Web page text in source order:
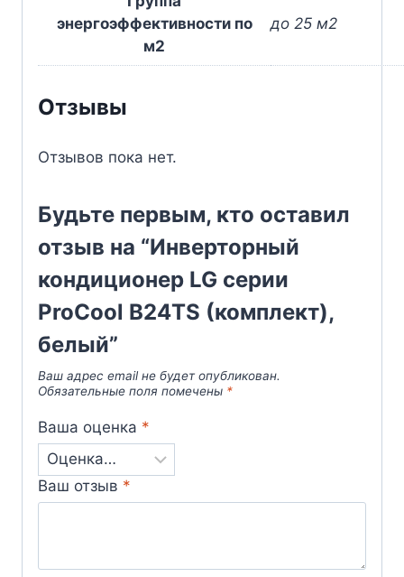
энергоэффективности по
м2
до 25 м2
Отзывы
Отзывов пока нет.
Будьте первым, кто оставил
отзыв на “Инверторный
кондиционер LG серии
ProCool B24TS (комплект),
белый”
Ваш адрес email не будет опубликован.
Обязательные поля помечены *
Ваша оценка *
Ваш отзыв *